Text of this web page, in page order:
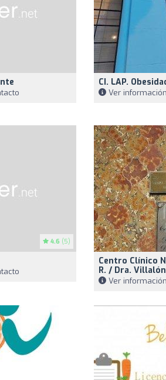
CI. LAP.
Ver
4.6 (5)
Centro Clínico
R. / Dra.
Ver